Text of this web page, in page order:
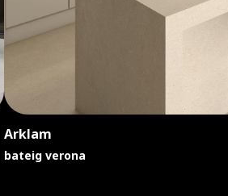
Inalco MDi
totem gris